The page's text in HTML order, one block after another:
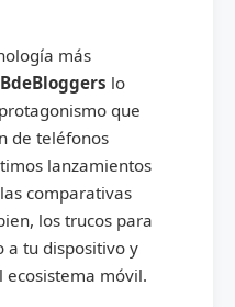
más
BdeBloggers lo
que
de teléfonos
lanzamientos
comparativas
los trucos para
a tu dispositivo y
ecosistema móvil.